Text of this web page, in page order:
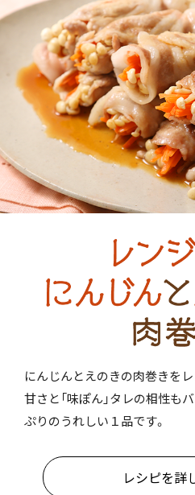
にんじんとえのきの肉巻きを
甘さと「味ぽん」タレの相性も
ぷりのうれしい１品です。
レシピを詳